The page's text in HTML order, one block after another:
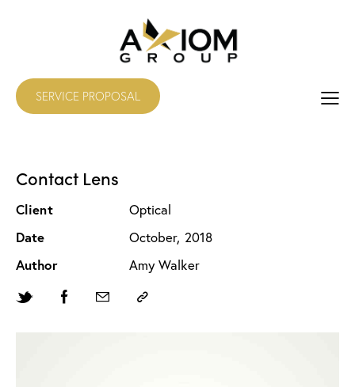
SERVICE PROPOSAL
Contact Lens
Client
Optical
Date
October, 2018
Author
Amy Walker